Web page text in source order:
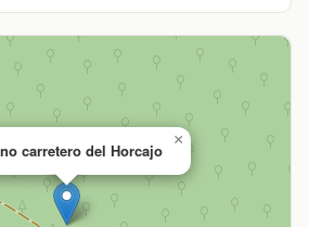
carretero del Horcajo
×